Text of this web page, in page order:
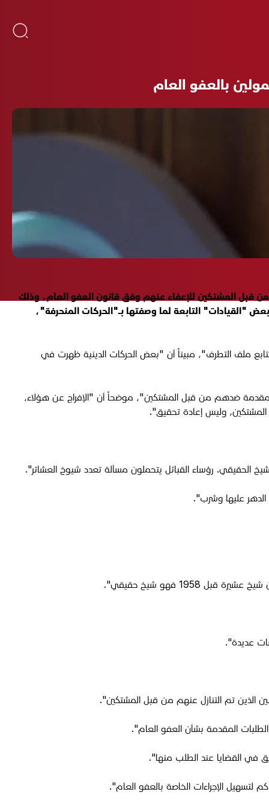
بالعفو العام
المدانين الذين يتم التنازل عن قضاياهم من قبل المشتكين للإعفاء عنهم وفق قانون العفو العام، وذلك
"القيادات" التابعة لما وصفتها بـ"الحركات المنحرفة"،
ملف التطرف"، مبيناً أن "بعض الحركات الدينية ظهرت في
ضدهم من قبل المشتكين"، موضحاً أن "الإفراج عن هؤلاء،
المشتكين، وليس إعادة تحقيق".
الحقيقي. رؤساء القبائل يتحملون مسألة تعدد شيوخ العشائر".
فهو شيخ حقيقي".
عديدة".
الذين تم التنازل عنهم من قبل المشتكين".
المقدمة بشأن العفو العام".